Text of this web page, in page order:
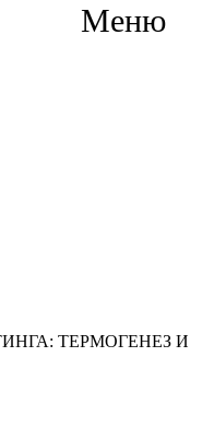
Меню
ТЕРМОГЕНЕЗ И